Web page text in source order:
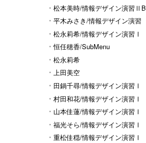
Ⅰ 松本美時/情報デザイン演習ⅡB
平木みさき/情報デザイン演習
Ⅰ 松永莉希/情報デザイン演習Ⅰ
恒任穂香/SubMenu
松永莉希
上田美空
田鍋千尋/情報デザイン演習Ⅰ
村田和花/情報デザイン演習Ⅰ
山本佳蓮/情報デザイン演習Ⅰ
福光そら/情報デザイン演習Ⅰ
重松佳穏/情報デザイン演習Ⅰ